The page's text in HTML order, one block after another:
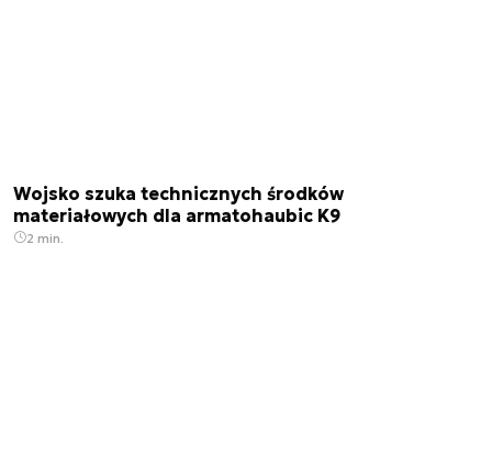
Wojsko szuka technicznych środków
materiałowych dla armatohaubic K9
2 min.